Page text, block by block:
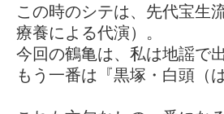
この時のシテは、先代宝生
療養による代演）。
今回の鶴亀は、私は地謡で
もう一番は『黒塚・白頭（